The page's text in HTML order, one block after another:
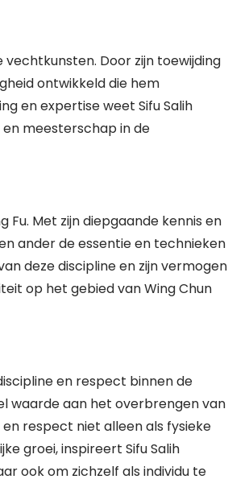
vechtkunsten. Door zijn toewijding
ontwikkeld die hem
en expertise weet Sifu Salih
meesterschap in de
Fu. Met zijn diepgaande kennis en
ander de essentie en technieken
deze discipline en zijn vermogen
op het gebied van Wing Chun
en respect binnen de
waarde aan het overbrengen van
respect niet alleen als fysieke
groei, inspireert Sifu Salih
ook om zichzelf als individu te